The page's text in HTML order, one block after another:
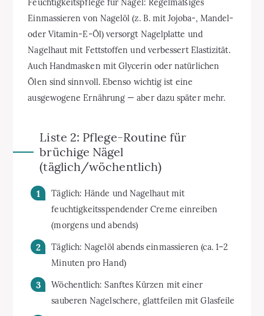
Einmassieren von Nagelöl (z. B. mit Jojoba-, Mandel-
oder Vitamin-E-Öl) versorgt Nagelplatte und
Nagelhaut mit Fettstoffen und verbessert Elastizität.
Auch Handmasken mit Glycerin oder natürlichen
Ölen sind sinnvoll. Ebenso wichtig ist eine
ausgewogene Ernährung — aber dazu später mehr.
Liste 2: Pflege-Routine für
brüchige Nägel
(täglich/wöchentlich)
Täglich: Hände und Nagelhaut mit
feuchtigkeitsspendender Creme einreiben
(morgens und abends)
Täglich: Nagelöl abends einmassieren (ca. 1–2
Minuten pro Hand)
Wöchentlich: Sanftes Kürzen mit einer
sauberen Nagelschere, glattfeilen mit Glasfeile